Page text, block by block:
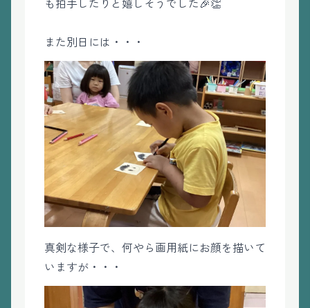
また別日には・・・
真剣な様子で、何やら画用紙にお顔を描いて
いますが・・・